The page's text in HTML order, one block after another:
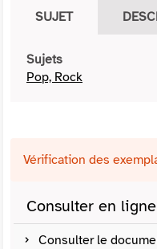
SUJET
Sujets
Pop, Rock
Vérification des
Consulter en ligne
Consulter le